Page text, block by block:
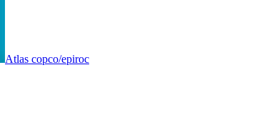
Atlas copco/epiroc